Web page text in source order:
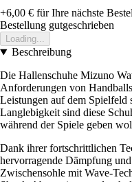
+6,00 € für Ihre nächste
Bestellung gutgeschrieben
Loading...
Beschreibung
Die Hallenschuhe Mizuno
Anforderungen von
Leistungen auf dem
Langlebigkeit sind diese
während der Spiele geben
Dank ihrer fortschrittlichen
hervorragende Dämpfung
Zwischensohle mit Wave-